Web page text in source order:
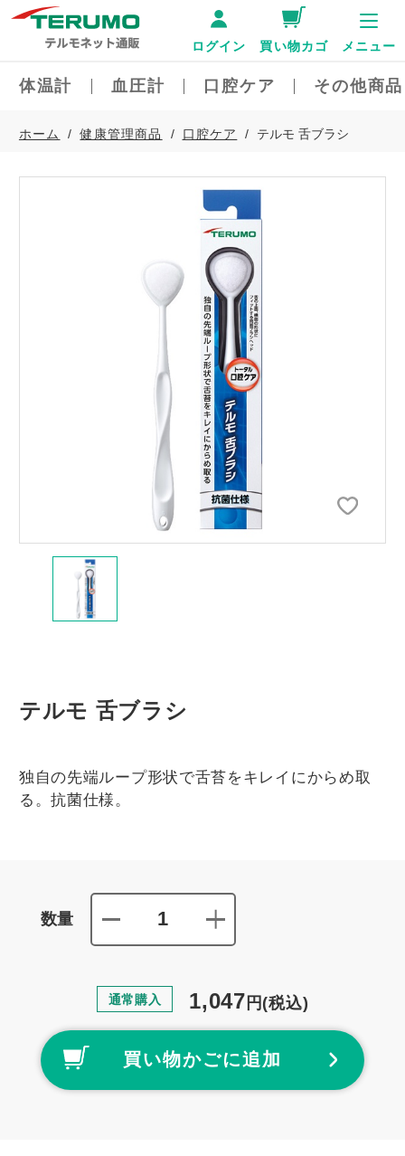
体温計 血圧計 口腔ケア その他商
ログイン 買い物カゴ メニュー
ホーム 健康管理商品 口腔ケア テルモ 舌ブラシ
テルモ 舌ブラシ
独自の先端ループ形状で舌苔をキレイにからめ取
る。抗菌仕様。
数量
通常購入 1,047 円 (税込)
買い物かごに追加